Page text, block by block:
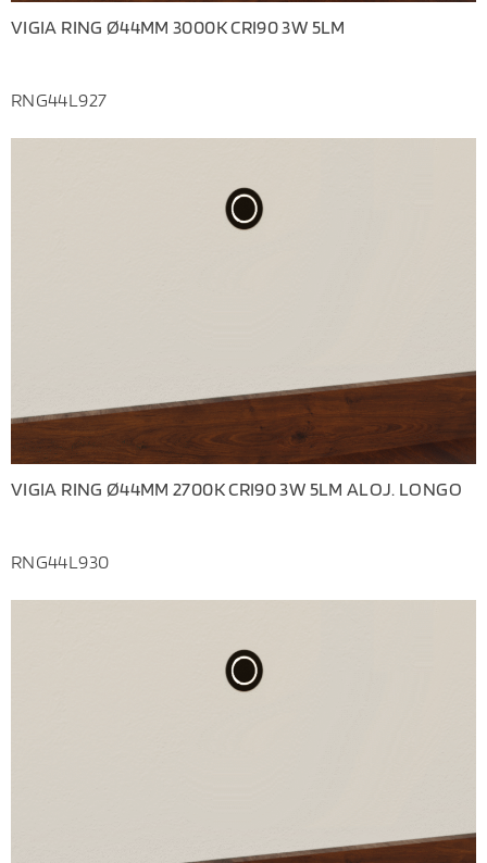
VIGIA RING Ø44MM 3000K CRI90 3W 5LM
RNG44L927
VIGIA RING Ø44MM 2700K CRI90 3W 5LM ALOJ. LONGO
RNG44L930